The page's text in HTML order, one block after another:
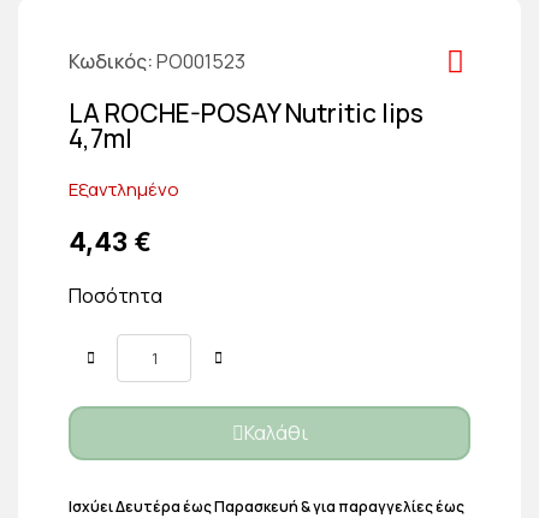
Κωδικός PO001523
LA ROCHE-POSAY Nutritic lips
4,7ml
Εξαντλημένο
4,43 €
Ποσότητα
Καλάθι
Ισχύει Δευτέρα έως Παρασκευή & για παραγγελίες έως